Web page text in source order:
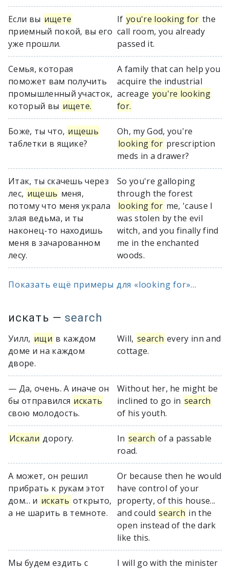
Если вы ищете
приемный покой, вы его
уже прошли.
If you're looking for the
call room, you already
passed it.
Семья, которая
поможет вам получить
промышленный участок,
который вы ищете.
A family that can help you
acquire the industrial
acreage you're looking
for.
Боже, ты что, ищешь
таблетки в ящике?
Oh, my God, you're
looking for prescription
meds in a drawer?
Итак, ты скачешь через
лес, ищешь меня,
потому что меня украла
злая ведьма, и ты
наконец-то находишь
меня в зачарованном
лесу.
So you're galloping
through the forest
looking for me, 'cause I
was stolen by the evil
witch, and you finally find
me in the enchanted
woods.
Показать ещё примеры для «looking for»...
искать — search
Уилл, ищи в каждом
доме и на каждом
дворе.
Will, search every inn and
cottage.
— Да, очень. А иначе он
бы отправился искать
свою молодость.
Without her, he might be
inclined to go in search
of his youth.
Искали дорогу. In search of a passable
road.
А может, он решил
прибрать к рукам этот
дом... и искать открыто,
а не шарить в темноте.
Or because then he would
have control of your
property, of this house...
and could search in the
open instead of the dark
like this.
Мы будем ездить с
I will go with the minister